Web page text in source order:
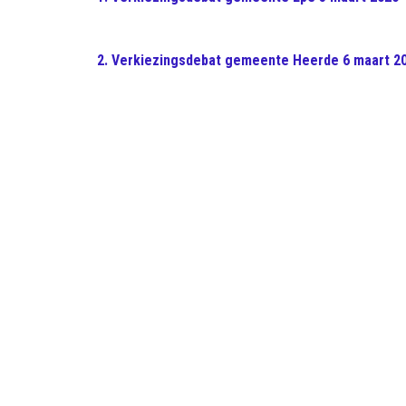
2. Verkiezingsdebat gemeente Heerde 6 maart